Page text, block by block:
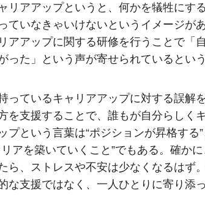
リアアップというと、何かを犠牲にす
ていなきゃいけないというイメージが
アアップに関する研修を行うことで「
った」という声が寄せられているとい
っているキャリアアップに対する誤解
を支援することで、誰もが自分らしく
プという言葉は“ポジションが昇格す
アを築いていくこと”でもある。確か
ら、ストレスや不安は少なくなるはず
な支援ではなく、一人ひとりに寄り添